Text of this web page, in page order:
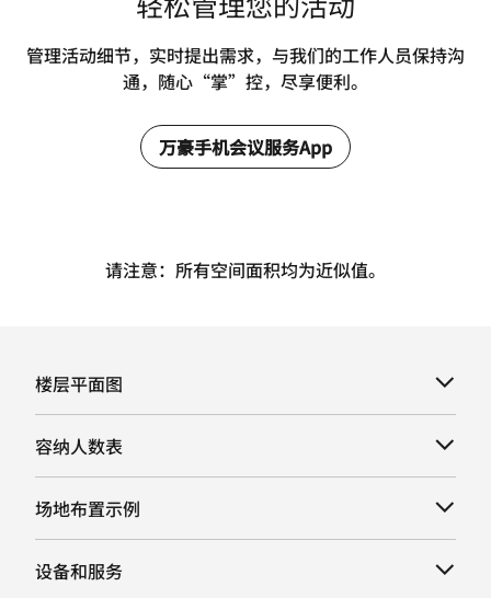
管理活动细节，实时提出需求，与我们的工作人员保持沟
通，随心“掌”控，尽享便利。
万豪手机会议服务App
请注意：所有空间面积均为近似值。
楼层平面图
容纳人数表
场地布置示例
设备和服务